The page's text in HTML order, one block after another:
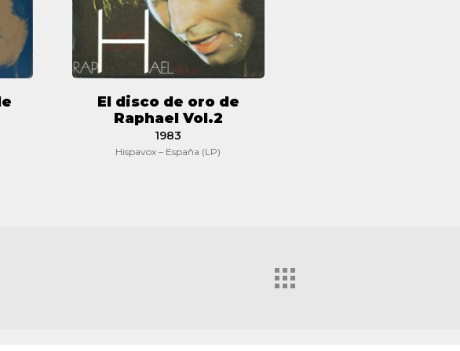
Vol.2
El disco de oro de
Raphael Vol.2
1983
Hispavox – España (LP)